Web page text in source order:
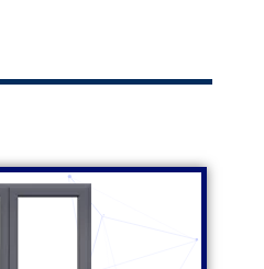
dla komfortu
spośród rolet zewnętrznych,
które można łatwo sterować za
dodatkowych
mieć rolety Złotoryja.